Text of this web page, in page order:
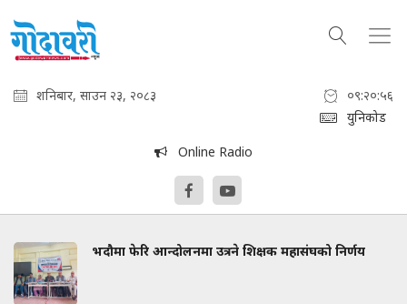
शनिबार, साउन २३, २०८३
०९:२०:५६
युनिकोड
Online Radio
भदौमा फेरि आन्दोलनमा उत्रने शिक्षक महासंघको निर्णय